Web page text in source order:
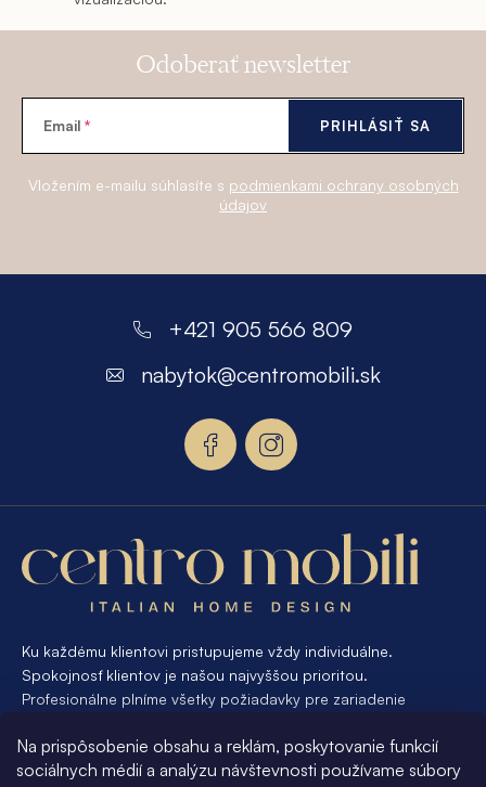
Na prispôsobenie obsahu a reklám, poskytovanie funkcií
sociálnych médií a analýzu návštevnosti používame súbory
Odoberať newsletter
Email
Vložením e-mailu súhlasíte s podmienkami ochrany osobných
údajov
PRIHLÁSIŤ SA
e
Ku každému klientovi pristupujeme vždy individuálne.
Spokojnosť klientov je našou najvyššou prioritou.
Profesionálne plníme všetky požiadavky pre zariadenie
nábytku na mieru, presne pre váš interiér, je pre nás
samozrejmosťou Vám vyhovieť.
+421 905 566 809
nabytok@centromobili.sk